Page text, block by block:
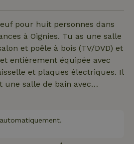
pour huit personnes dans
à Oignies. Tu as une salle
et poêle à bois (TV/DVD) et
entièrement équipée avec
et plaques électriques. Il
une salle de bain avec
et WC séparé. Terrasse avec